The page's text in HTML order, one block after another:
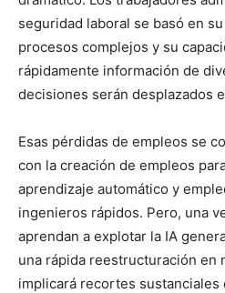
seguridad laboral se basó en
procesos complejos y su
rápidamente información de
decisiones serán desplazados
Esas pérdidas de empleos se
con la creación de empleos
aprendizaje automático y
ingenieros rápidos. Pero, una
aprendan a explotar la IA
una rápida reestructuración en
implicará recortes sustanciales